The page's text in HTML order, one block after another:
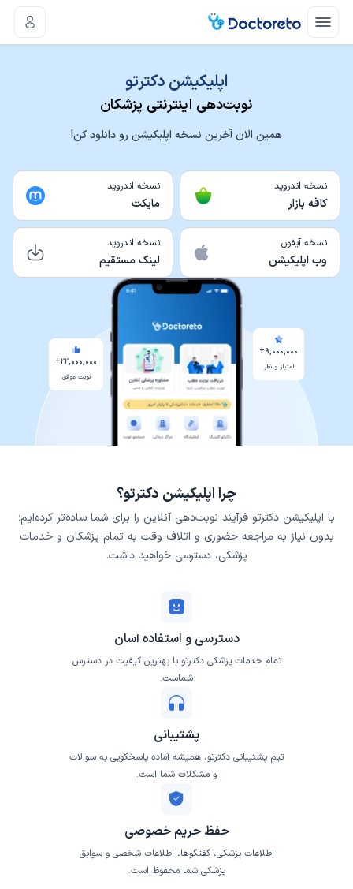
اپلیکیشن دکترتو
نوبت‌دهی اینترنتی پزشکان
همین الان آخرین نسخه اپلیکیشن رو دانلود کن!
نسخه اندروید
کافه بازار
نسخه اندروید
مایکت
نسخه آیفون
وب اپلیکیشن
نسخه اندروید
لینک مستقیم
۲۲,۰۰۰,۰۰۰+
نوبت موفق
۹,۰۰۰,۰۰۰+
امتیاز و نظر
چرا اپلیکیشن دکترتو؟
با اپلیکیشن دکترتو فرآیند نوبت‌دهی آنلاین را برای شما ساده‌تر کرده‌ایم؛
بدون نیاز به مراجعه حضوری و اتلاف وقت به تمام پزشکان و خدمات
پزشکی، دسترسی خواهید داشت.
دسترسی و استفاده آسان
تمام خدمات پزشکی دکترتو با بهترین کیفیت در دسترس
شماست.
پشتیبانی
تیم پشتیبانی دکترتو، همیشه آماده پاسخگویی به سوالات
و مشکلات شما است.
حفظ حریم خصوصی
اطلاعات پزشکی، گفتگوها، اطلاعات شخصی و سوابق
پزشکی شما محفوظ است.